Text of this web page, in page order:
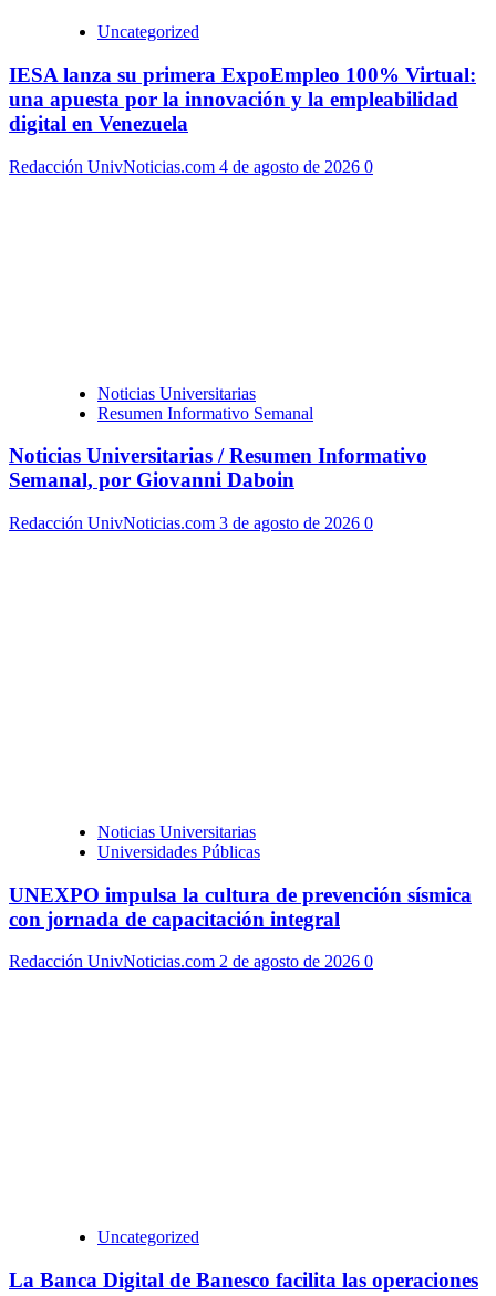
Uncategorized
IESA lanza su primera ExpoEmpleo 100% Virtual:
una apuesta por la innovación y la empleabilidad
digital en Venezuela
Redacción UnivNoticias.com 4 de agosto de 2026 0
Noticias Universitarias
Resumen Informativo Semanal
Noticias Universitarias / Resumen Informativo
Semanal, por Giovanni Daboin
Redacción UnivNoticias.com 3 de agosto de 2026 0
Noticias Universitarias
Universidades Públicas
UNEXPO impulsa la cultura de prevención sísmica
con jornada de capacitación integral
Redacción UnivNoticias.com 2 de agosto de 2026 0
Uncategorized
La Banca Digital de Banesco facilita las operaciones